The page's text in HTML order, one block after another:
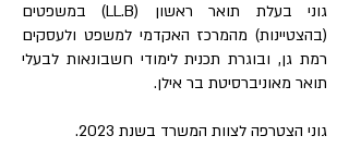
גוני בעלת תואר ראשון (LL.B) במשפטים
(בהצטיינות) מהמרכז האקדמי למשפט ולעסקים
רמת גן, ובוגרת תכנית לימודי חשבונאות לבעלי
תואר מאוניברסיטת בר אילן.
גוני הצטרפה לצוות המשרד בשנת 2023.